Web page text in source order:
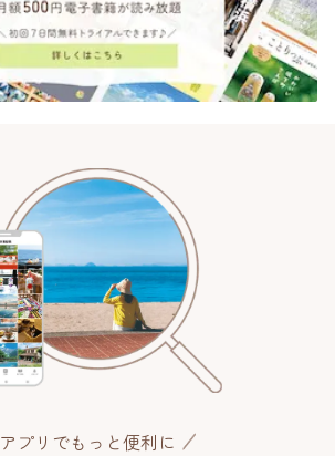
アプリでもっと便利に